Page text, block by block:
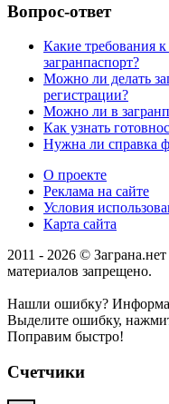
Вопрос-ответ
Какие требования
загранпаспорт?
Можно ли делать
регистрации?
Можно ли в
Как узнать
Нужна ли справка
О проекте
Реклама на сайте
Условия
Карта сайта
2011 - 2026 ©
материалов запрещено.
Нашли ошибку?
Выделите ошибку,
Поправим быстро!
Счетчики